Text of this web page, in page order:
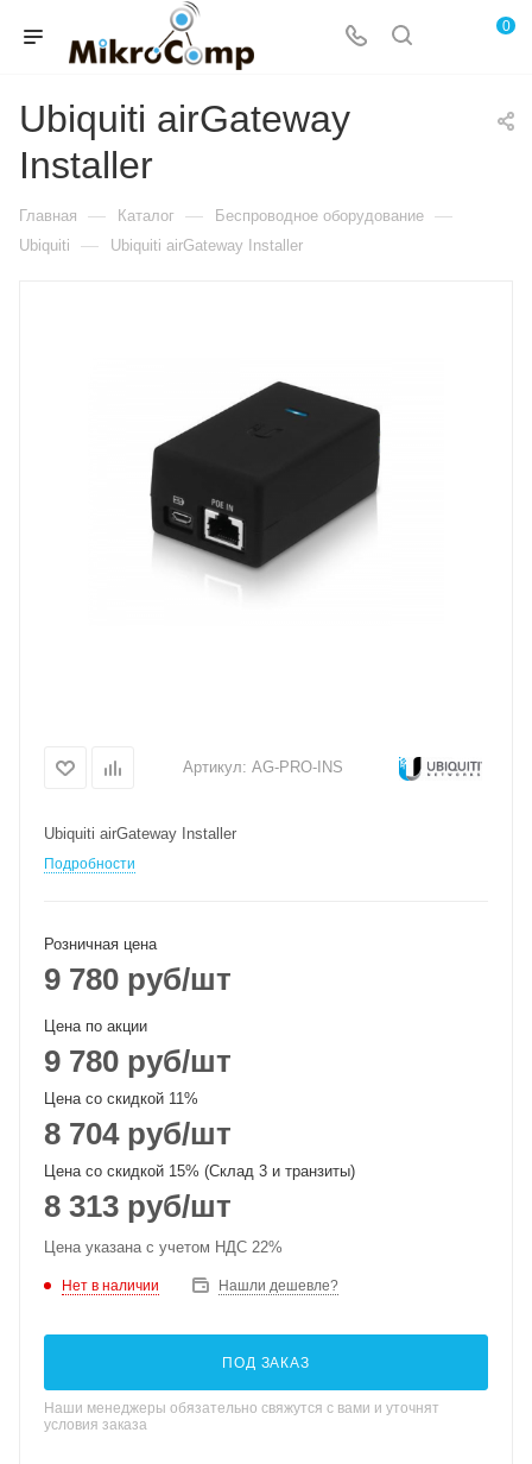
0
Ubiquiti airGateway
Installer
Главная — Каталог — Беспроводное оборудование —
Ubiquiti — Ubiquiti airGateway Installer
Артикул: AG-PRO-INS
Ubiquiti airGateway Installer
Подробности
Розничная цена
9 780 руб/шт
Цена по акции
9 780 руб/шт
Цена со скидкой 11%
8 704руб/шт
Цена со скидкой 15% (Склад 3 и транзиты)
8 313 руб/шт
Цена указана с учетом НДС 22%
Нет в наличии Нашли дешевле?
ПОД ЗАКАЗ
Наши менеджеры обязательно свяжутся с вами и уточнят
условия заказа